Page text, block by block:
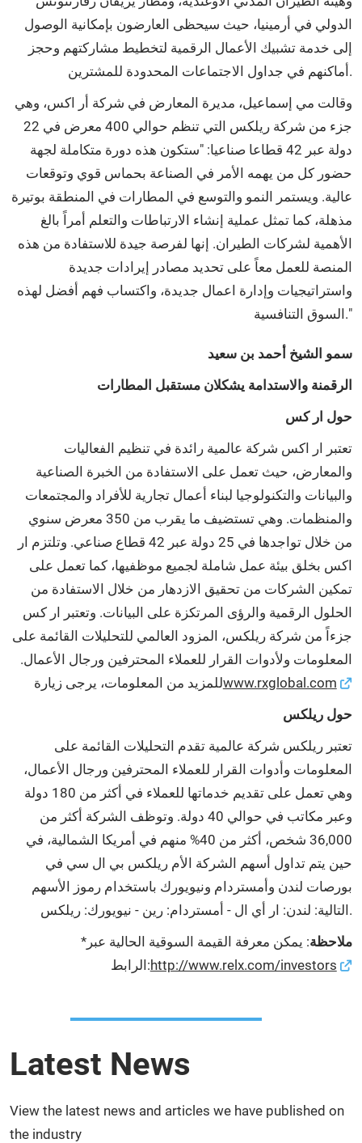
الدولي في أرمينيا، حيث سيحظى العارضون بإمكانية الوصول
إلى خدمة تشبيك الأعمال الرقمية لتخطيط مشاركتهم وحجز
أماكنهم في جداول الاجتماعات المحدودة للمشترين.
وقالت مي إسماعيل، مديرة المعارض في شركة أر اكس، وهي
جزء من شركة ريلكس التي تنظم حوالي 400 معرض في 22
دولة عبر 42 قطاعا صناعيا: "ستكون هذه دورة متكاملة لجهة
حضور كل من يهمه الأمر في الصناعة بحماس قوي وتوقعات
عالية. ويستمر النمو والتوسع في المطارات في المنطقة بوتيرة
مذهلة، كما تمثل عملية إنشاء الارتباطات والتعلم أمراً بالغ
الأهمية لشركات الطيران. إنها لفرصة جيدة للاستفادة من هذه
المنصة للعمل معاً على تحديد مصادر إيرادات جديدة
واستراتيجيات وإدارة اعمال جديدة، واكتساب فهم أفضل لهذه
السوق التنافسية."
سمو الشيخ أحمد بن سعيد
الرقمنة والاستدامة يشكلان مستقبل المطارات
حول ار كس
تعتبر ار اكس شركة عالمية رائدة في تنظيم الفعاليات
والمعارض، حيث تعمل على الاستفادة من الخبرة الصناعية
والبيانات والتكنولوجيا لبناء أعمال تجارية للأفراد والمجتمعات
والمنظمات. وهي تستضيف ما يقرب من 350 معرض سنوي
من خلال تواجدها في 25 دولة عبر 42 قطاع صناعي. وتلتزم ار
اكس بخلق بيئة عمل شاملة لجميع موظفيها، كما تعمل على
تمكين الشركات من تحقيق الازدهار من خلال الاستفادة من
الحلول الرقمية والرؤى المرتكزة على البيانات. وتعتبر ار كس
جزءاً من شركة ريلكس، المزود العالمي للتحليلات القائمة على
المعلومات ولأدوات القرار للعملاء المحترفين ورجال الأعمال.
للمزيد من المعلومات، يرجى زيارةwww.rxglobal.com
حول ريلكس
تعتبر ريلكس شركة عالمية تقدم التحليلات القائمة على
المعلومات وأدوات القرار للعملاء المحترفين ورجال الأعمال،
وهي تعمل على تقديم خدماتها للعملاء في أكثر من 180 دولة
وعبر مكاتب في حوالي 40 دولة. وتوظف الشركة أكثر من
36,000 شخص، أكثر من 40% منهم في أمريكا الشمالية، في
حين يتم تداول أسهم الشركة الأم ريلكس بي ال سي في
بورصات لندن وأمستردام ونيويورك باستخدام رموز الأسهم
التالية: لندن: ار أي ال - أمستردام: رين - نيويورك: ريلكس.
*
ملاحظة: يمكن معرفة القيمة السوقية الحالية عبر
الرابط:http://www.relx.com/investors
Latest News
View the latest news and articles we have published on
the industry